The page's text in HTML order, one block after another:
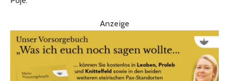
Anzeige